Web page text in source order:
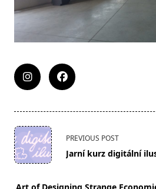
<span
class="nav-
subtitle
PREVIOUS POST
Jarní kurz digitální